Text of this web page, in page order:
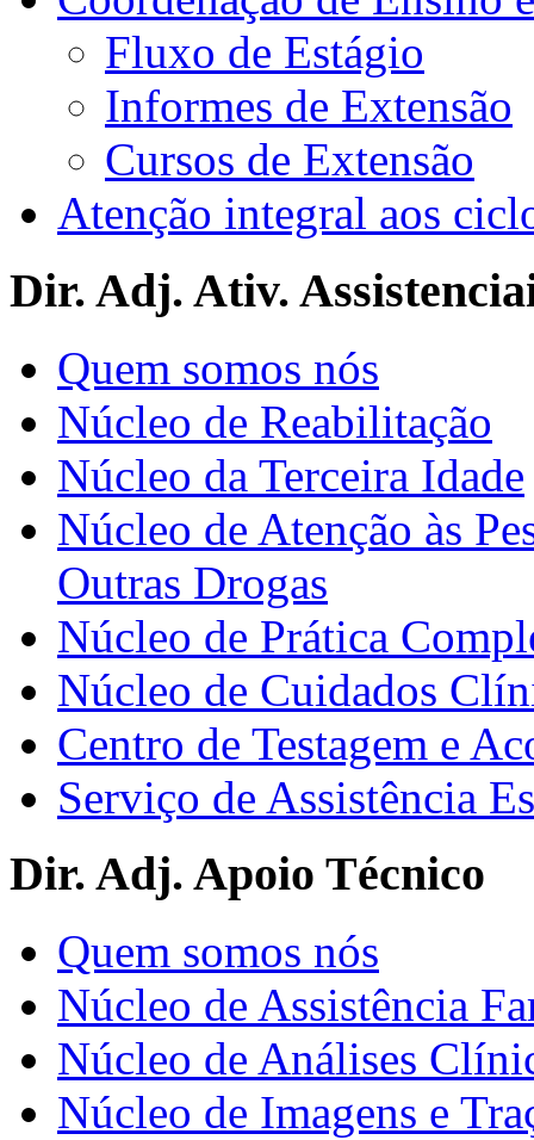
Fluxo de Estágio
Informes de Extensão
Cursos de Extensão
Atenção integral aos
Dir. Adj. Ativ.
Quem somos nós
Núcleo de Reabilitação
Núcleo da Terceira Idade
Núcleo de Atenção às
Outras Drogas
Núcleo de Prática
Núcleo de Cuidados
Centro de Testagem e
Serviço de Assistência
Dir. Adj. Apoio Técnico
Quem somos nós
Núcleo de Assistência
Núcleo de Análises
Núcleo de Imagens e